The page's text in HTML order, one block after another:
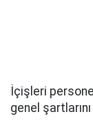
İçişleri
genel